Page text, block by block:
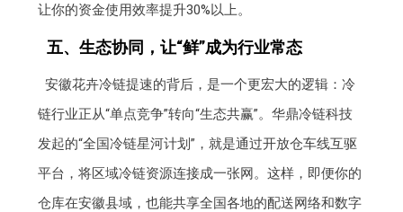
让你的资金使用效率提升30%以上。
五、生态协同，让“鲜”成为行业常态
安徽花卉冷链提速的背后，是一个更宏大的逻辑：冷
链行业正从“单点竞争”转向“生态共赢”。华鼎冷链科技
发起的“全国冷链星河计划”，就是通过开放仓车线互驱
平台，将区域冷链资源连接成一张网。这样，即便你的
仓库在安徽县域，也能共享全国各地的配送网络和数字